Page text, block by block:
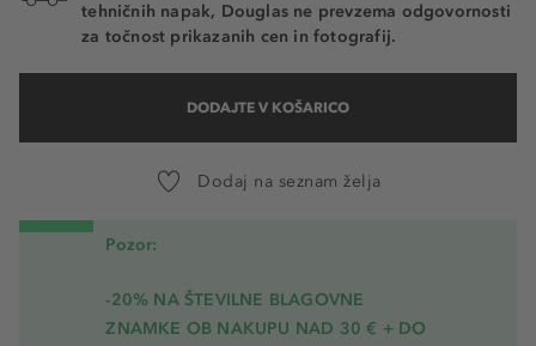
tehničnih napak, Douglas ne prevzema odgovornosti
za točnost prikazanih cen in fotografij.
DODAJTE V KOŠARICO
Dodaj na seznam želja
Pozor:
-20% NA ŠTEVILNE BLAGOVNE
ZNAMKE OB NAKUPU NAD 30 € + DO